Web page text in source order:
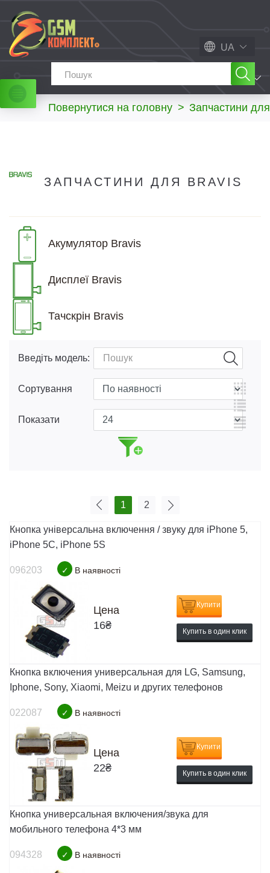
UA
МЕНЮ
Повернутися на головну > Запчастини
ЗАПЧАСТИНИ ДЛЯ BRAVIS
Акумулятор Bravis
Дисплеї Bravis
Тачскрін Bravis
Введіть модель:
Сортування
Показати
1 2
Кнопка універсальна включення / звуку для iPhone 5,
iPhone 5C, iPhone 5S
096203 ✓ В наявності
Цена
16₴
Купити
Купить в один клик
Кнопка включения универсальная для LG, Samsung,
Iphone, Sony, Xiaomi, Meizu и других телефонов
022087 ✓ В наявності
Цена
22₴
Купити
Купить в один клик
Кнопка универсальная включения/звука для
мобильного телефона 4*3 мм
094328 ✓ В наявності